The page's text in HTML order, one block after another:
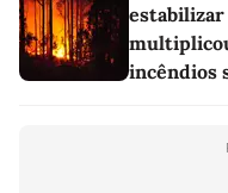
estabilizar
incêndios